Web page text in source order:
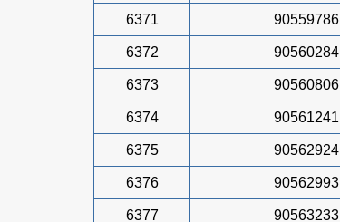
6371 90559786
6372 90560284
6373 90560806
6374 90561241
6375 90562924
6376 90562993
6377 90563233